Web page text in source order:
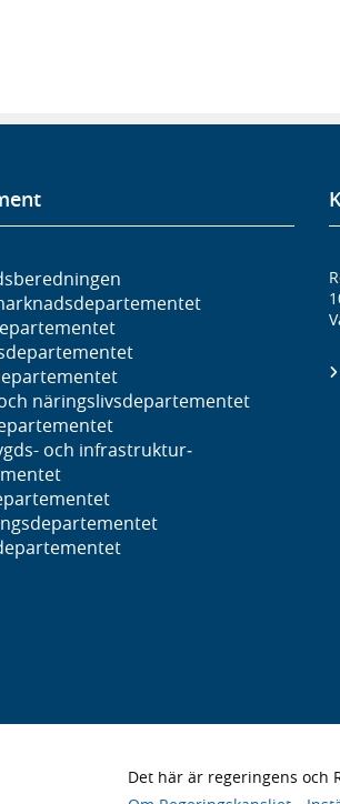
näringslivs­departementet
och infrastruktur­
Det här är regeringens och